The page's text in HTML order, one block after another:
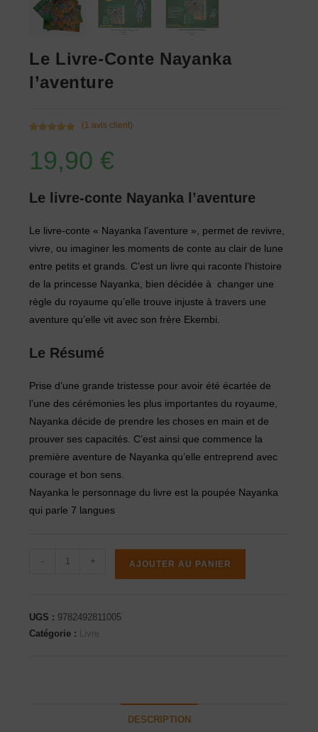
Le Livre-Conte Nayanka
l’aventure
sur 5
basé sur
client
(1 avis client)
19,90€
Le livre-conte Nayanka l’aventure
Le livre-conte « Nayanka l’aventure », permet de revivre,
vivre, ou imaginer les moments de conte au clair de lune
entre petits et grands. C’est un livre qui raconte l’histoire
de la princesse Nayanka, bien décidée à changer une
règle du royaume qu’elle trouve injuste à travers une
aventure qu’elle vit avec son frère Ekembi.
Le Résumé
Prise d’une grande tristesse pour avoir été écartée de
l’une des cérémonies les plus importantes du royaume,
Nayanka décide de prendre les choses en main et de
prouver ses capacités. C’est ainsi que commence la
première aventure de Nayanka qu’elle entreprend avec
courage et bon sens.
Nayanka le personnage du livre est la poupée Nayanka
qui parle 7 langues
- + AJOUTER AU PANIER
UGS : 9782492811005
Catégorie : Livre
DESCRIPTION